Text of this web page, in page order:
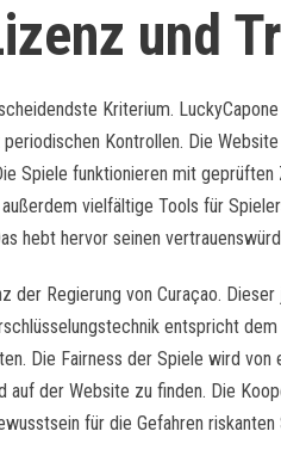
und
Kriterium.
Kontrollen. Die
Spiele funktionieren mit
vielfältige Tools für
hebt hervor seinen
der Regierung von Curaçao.
entspricht
Die Fairness der Spiele wird
auf der Website zu finden. Die
für die Gefahren riskanten